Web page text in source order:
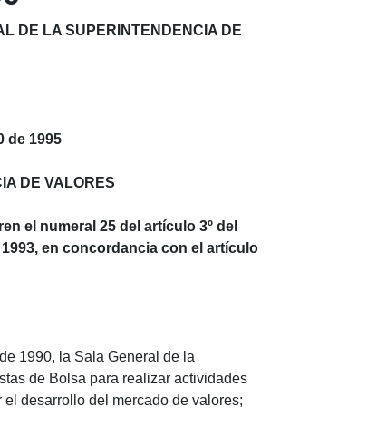
DE LA SUPERINTENDENCIA DE
de 1995
DE VALORES
el numeral 25 del artículo 3º del
en concordancia con el artículo
1990, la Sala General de la
de Bolsa para realizar actividades
desarrollo del mercado de valores;